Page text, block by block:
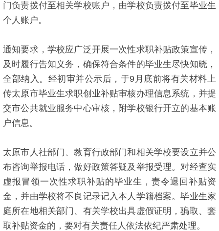
门负责拨付至相关学校账户，由学校负责拨付至毕业生
个人账户。
通知要求，学校应广泛开展一次性求职补贴政策宣传，
及时履行告知义务，确保符合条件的毕业生尽快知晓，
全部纳入。经初审并公示后，于9月底前将有关材料上
传太原市毕业生求职创业补贴审核办理信息系统，并提
交市公共就业服务中心审核，附学校银行开立的基本账
户信息。
太原市人社部门、教育行政部门和相关学校要设立并公
布咨询举报电话，做好政策答疑及举报受理。对经查实
虚报冒领一次性求职补贴的毕业生，责令退回补贴资
金，并由学校将不良记录记入本人学籍档案。毕业生家
庭所在地相关部门、有关学校出具虚假证明，骗取、套
取补贴资金的，要对有关责任人依法依纪严肃处理。